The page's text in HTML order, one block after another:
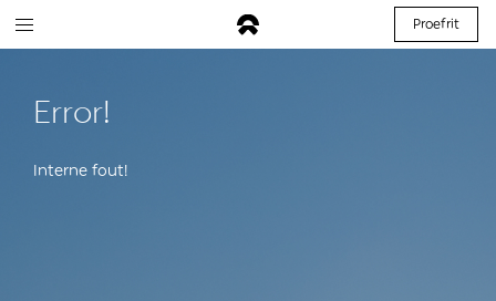
Proefrit
Error!
Interne fout!